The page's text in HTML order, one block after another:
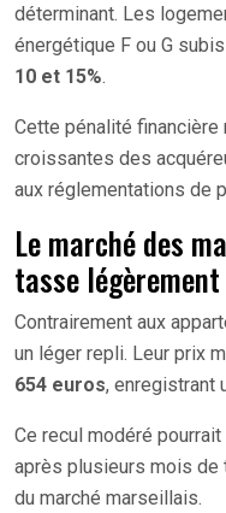
déterminant. Les
énergétique F ou G
10 et 15%.
Cette pénalité
croissantes des
aux réglementations de
Le marché des
tasse légèrement
Contrairement aux
un léger repli. Leur prix
654 euros, enregistrant
Ce recul modéré
après plusieurs mois
du marché marseillais.